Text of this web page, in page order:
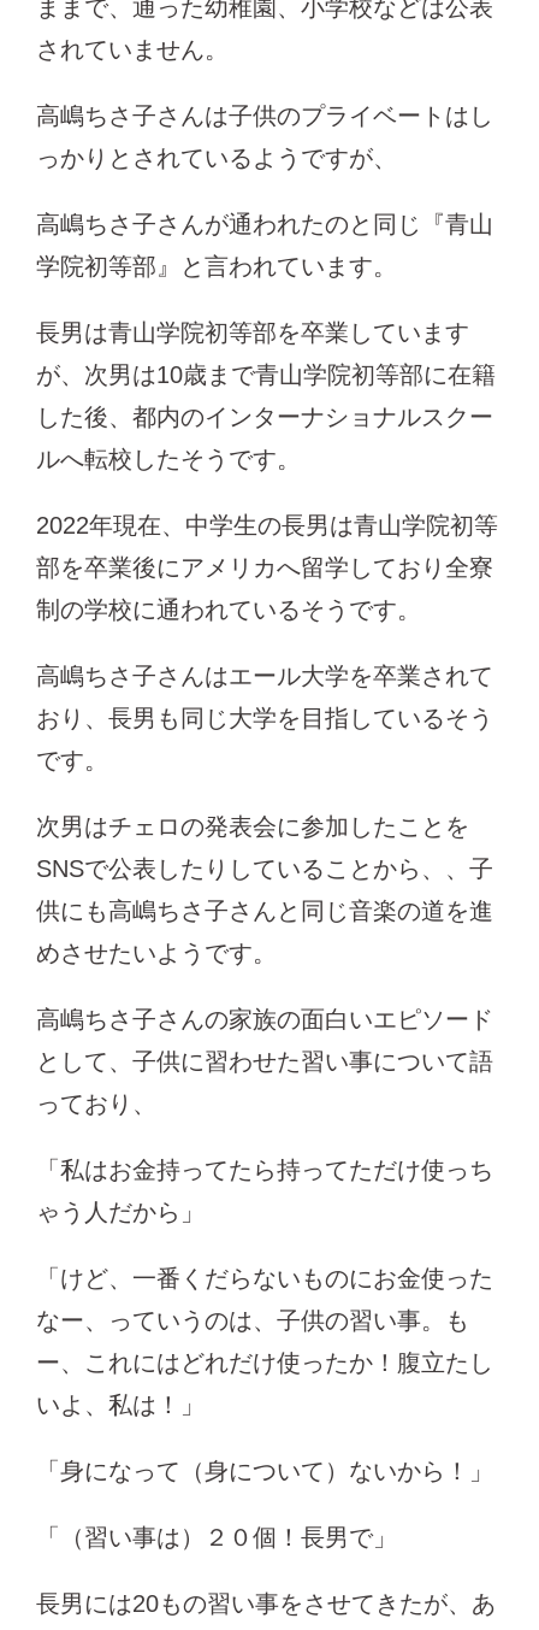
ままで、通った幼稚園、小学校などは公表
されていません。
高嶋ちさ子さんは子供のプライベートはし
っかりとされているようですが、
高嶋ちさ子さんが通われたのと同じ『青山
学院初等部』と言われています。
長男は青山学院初等部を卒業しています
が、次男は10歳まで青山学院初等部に在籍
した後、都内のインターナショナルスクー
ルへ転校したそうです。
2022年現在、中学生の長男は青山学院初等
部を卒業後にアメリカへ留学しており全寮
制の学校に通われているそうです。
高嶋ちさ子さんはエール大学を卒業されて
おり、長男も同じ大学を目指しているそう
です。
次男はチェロの発表会に参加したことを
SNSで公表したりしていることから、、子
供にも高嶋ちさ子さんと同じ音楽の道を進
めさせたいようです。
高嶋ちさ子さんの家族の面白いエピソード
として、子供に習わせた習い事について語
っており、
「私はお金持ってたら持ってただけ使っち
ゃう人だから」
「けど、一番くだらないものにお金使った
なー、っていうのは、子供の習い事。も
ー、これにはどれだけ使ったか！腹立たし
いよ、私は！」
「身になって（身について）ないから！」
「（習い事は）２０個！長男で」
長男には20もの習い事をさせてきたが、あ